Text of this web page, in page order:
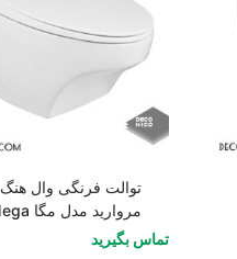
توالت فرنگی وال هنگ
مروارید مدل مگا Mega
تماس بگیرید